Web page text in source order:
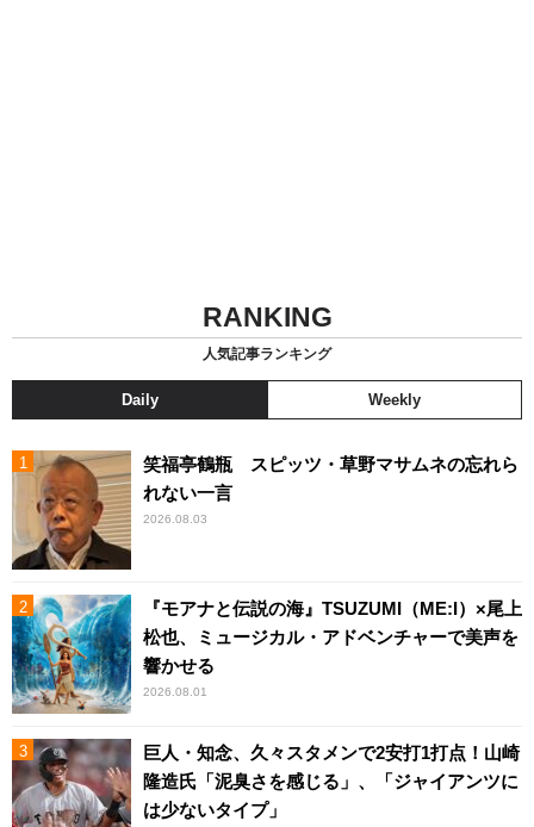
RANKING
人気記事ランキング
Daily Weekly
笑福亭鶴瓶 スピッツ・草野マサムネの忘れら
れない一言
2026.08.03
『モアナと伝説の海』TSUZUMI（ME:I）×尾上
松也、ミュージカル・アドベンチャーで美声を
響かせる
2026.08.01
巨人・知念、久々スタメンで2安打1打点！山崎
隆造氏「泥臭さを感じる」、「ジャイアンツに
は少ないタイプ」